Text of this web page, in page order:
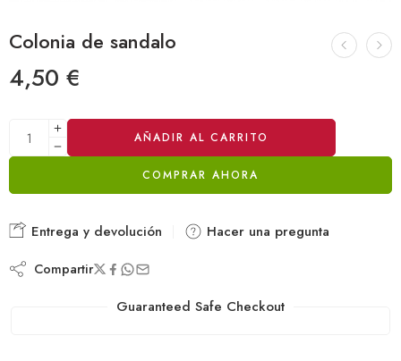
Colonia de sandalo
4,50 €
AÑADIR AL CARRITO
COMPRAR AHORA
Alternative:
Entrega y devolución Hacer una pregunta
Compartir
Guaranteed Safe Checkout